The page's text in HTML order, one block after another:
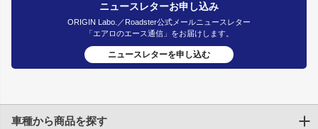
ニュースレターお申し込み
ORIGIN Labo.／Roadster公式メールニュースレター
「エアロのエース通信」をお届けします。
ニュースレターを申し込む
車種から商品を探す